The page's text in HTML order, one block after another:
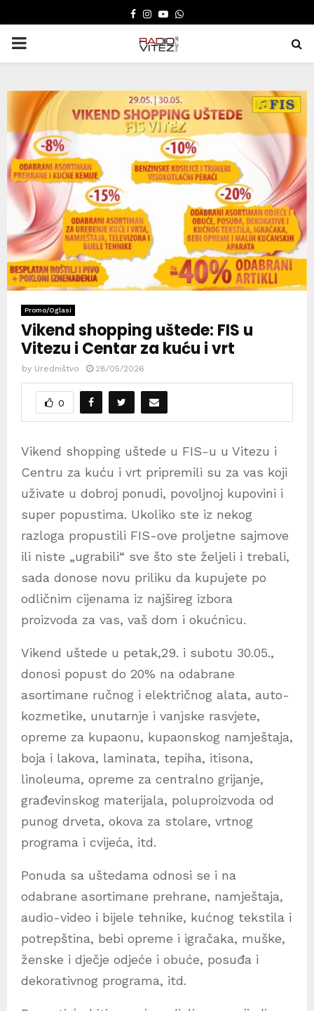
FACEBOOK
INSTAGRAM
YOUTUBE
WHATSAPP
PRIMARY
Promo/Oglasi
Vikend shopping uštede: FIS u
Vitezu i Centar za kuću i vrt
by Uredništvo 28/05/2026
0
Vikend shopping uštede u FIS-u u Vitezu i
Centru za kuću i vrt pripremili su za vas koji
uživate u dobroj ponudi, povoljnoj kupovini i
super popustima. Ukoliko ste iz nekog
razloga propustili FIS-ove proljetne sajmove
ili niste „ugrabili“ sve što ste željeli i trebali,
sada donose novu priliku da kupujete po
odličnim cijenama iz najšireg izbora
proizvoda za vas, vaš dom i okućnicu.
Vikend uštede u petak,29. i subotu 30.05.,
donosi popust do 20% na odabrane
asortimane ručnog i električnog alata, auto-
kozmetike, unutarnje i vanjske rasvjete,
opreme za kupaonu, kupaonskog namještaja,
boja i lakova, laminata, tepiha, itisona,
linoleuma, opreme za centralno grijanje,
građevinskog materijala, poluproizvoda od
punog drveta, okova za stolare, vrtnog
programa i cvijeća, itd.
Ponuda sa uštedama odnosi se i na
odabrane asortimane prehrane, namještaja,
audio-video i bijele tehnike, kućnog tekstila i
potrepština, bebi opreme i igračaka, muške,
ženske i dječje odjeće i obuće, posuđa i
dekorativnog programa, itd.